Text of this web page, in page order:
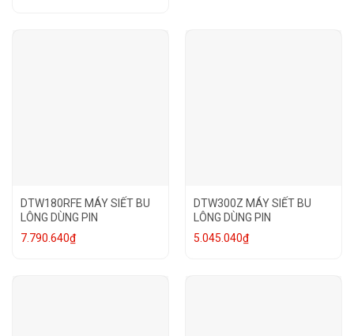
DTW180RFE MÁY SIẾT BU
LÔNG DÙNG PIN
7.790.640₫
DTW300Z MÁY SIẾT BU
LÔNG DÙNG PIN
5.045.040₫